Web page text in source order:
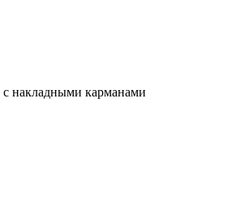
накладными карманами